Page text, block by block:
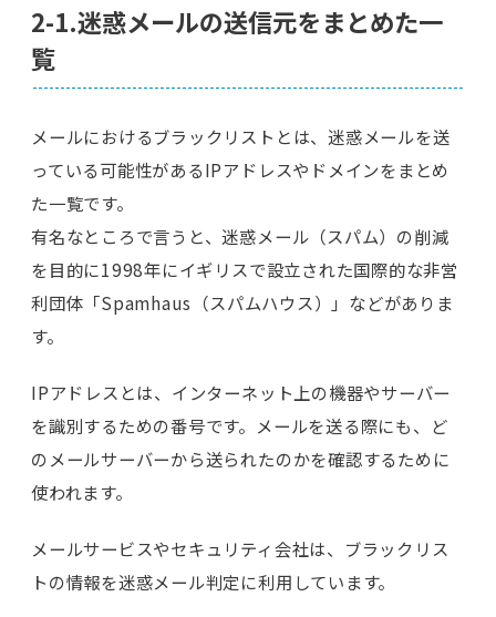
2-1.迷惑メールの送信元をまとめた一
覧
メールにおけるブラックリストとは、迷惑メールを送
っている可能性があるIPアドレスやドメインをまとめ
た一覧です。
有名なところで言うと、迷惑メール（スパム）の削減
を目的に1998年にイギリスで設立された国際的な非営
利団体「Spamhaus（スパムハウス）」などがありま
す。
IPアドレスとは、インターネット上の機器やサーバー
を識別するための番号です。メールを送る際にも、ど
のメールサーバーから送られたのかを確認するために
使われます。
メールサービスやセキュリティ会社は、ブラックリス
トの情報を迷惑メール判定に利用しています。